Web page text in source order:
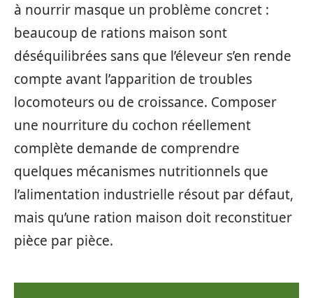
à nourrir masque un problème concret :
beaucoup de rations maison sont
déséquilibrées sans que l’éleveur s’en rende
compte avant l’apparition de troubles
locomoteurs ou de croissance. Composer
une nourriture du cochon réellement
complète demande de comprendre
quelques mécanismes nutritionnels que
l’alimentation industrielle résout par défaut,
mais qu’une ration maison doit reconstituer
pièce par pièce.